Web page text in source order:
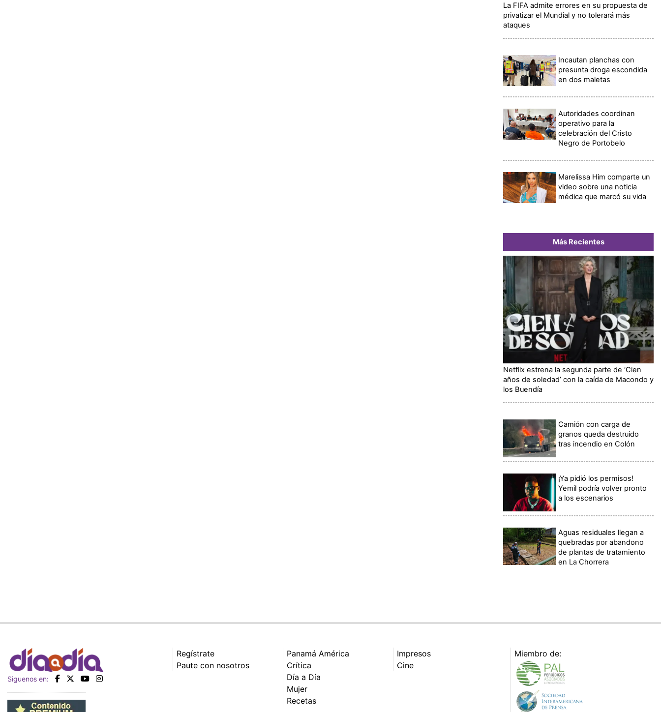
La FIFA admite errores en su propuesta de
privatizar el Mundial y no tolerará más
ataques
Incautan planchas con
presunta droga escondida
en dos maletas
Autoridades coordinan
operativo para la
celebración del Cristo
Negro de Portobelo
Marelissa Him comparte un
video sobre una noticia
médica que marcó su vida
Más Recientes
Netflix estrena la segunda parte de ‘Cien
años de soledad’ con la caída de Macondo y
los Buendía
Camión con carga de
granos queda destruido
tras incendio en Colón
¡Ya pidió los permisos!
Yemil podría volver pronto
a los escenarios
Aguas residuales llegan a
quebradas por abandono
de plantas de tratamiento
en La Chorrera
Siguenos en:
Regístrate
Paute con nosotros
Panamá América
Crítica
Día a Día
Mujer
Recetas
Impresos
Cine
Miembro de: